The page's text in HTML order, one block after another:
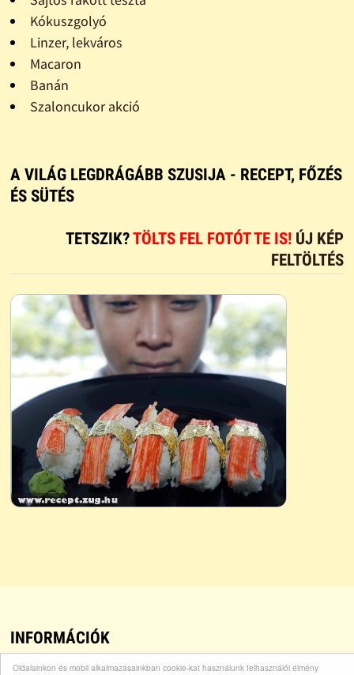
Oldalainkon és mobil alkalmazásainkban cookie-kat használunk felhasználói élmény
Kókuszgolyó
Linzer, lekváros
Macaron
Banán
Szaloncukor akció
A VILÁG LEGDRÁGÁBB SZUSIJA - RECEPT, FŐZÉS
ÉS SÜTÉS
TETSZIK?TÖLTS FEL FOTÓT TE IS! ÚJ KÉP
FELTÖLTÉS
INFORMÁCIÓK